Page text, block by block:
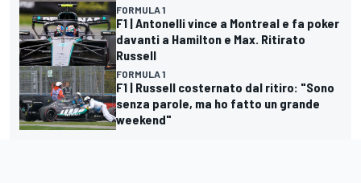
FORMULA 1
F1 | Antonelli vince a Montreal e fa poker
davanti a Hamilton e Max. Ritirato
Russell
FORMULA 1
F1 | Russell costernato dal ritiro: "Sono
senza parole, ma ho fatto un grande
weekend"